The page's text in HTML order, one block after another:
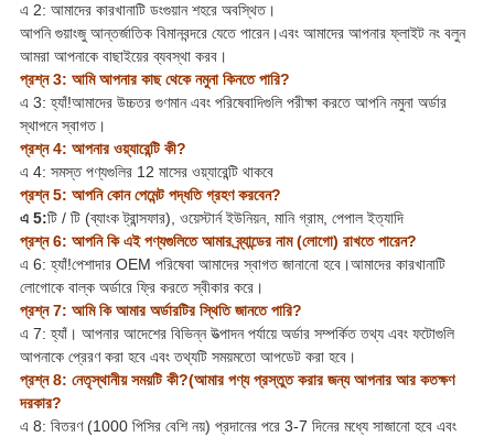
এ 2: আমাদের কারখানাটি ডংগুয়ান শহরে অবস্থিত।
আপনি গুয়াংজু আন্তর্জাতিক বিমানবন্দরে যেতে পারেন।এবং আমাদের আপনার ফ্লাইট নং বলুন
আমরা আপনাকে বাছাইয়ের ব্যবস্থা করব।
প্রশ্ন 3: আমি আপনার কাছ থেকে নমুনা কিনতে পারি?
এ 3: হ্যাঁ!আমাদের উচ্চতর গুণমান এবং পরিষেবাদিগুলি পরীক্ষা করতে আপনি নমুনা অর্ডার
স্থাপনে স্বাগত।
প্রশ্ন 4: আপনার ওয়্যারেন্টি কী?
এ 4: সমস্ত পণ্যগুলির 12 মাসের ওয়্যারেন্টি থাকবে
প্রশ্ন 5: আপনি কোন পেমেন্ট পদ্ধতি গ্রহণ করবেন?
এ 5:টি / টি (ব্যাংক ট্রান্সফার), ওয়েস্টার্ন ইউনিয়ন, মানি গ্রাম, পেপাল ইত্যাদি
প্রশ্ন 6: আপনি কি এই পণ্যগুলিতে আমার ব্র্যান্ডের নাম (লোগো) রাখতে পারেন?
এ 6: হ্যাঁ!পেশাদার OEM পরিষেবা আমাদের স্বাগত জানানো হবে।আমাদের কারখানাটি
লোগোকে বাল্ক অর্ডারে ফ্রি করতে স্বীকার করে।
প্রশ্ন 7: আমি কি আমার অর্ডারটির স্থিতি জানতে পারি?
এ 7: হ্যাঁ। আপনার আদেশের বিভিন্ন উত্পাদন পর্যায়ে অর্ডার সম্পর্কিত তথ্য এবং ফটোগুলি
আপনাকে প্রেরণ করা হবে এবং তথ্যটি সময়মতো আপডেট করা হবে।
প্রশ্ন 8: নেতৃস্থানীয় সময়টি কী?(আমার পণ্য প্রস্তুত করার জন্য আপনার আর কতক্ষণ
দরকার?
এ 8: বিতরণ (1000 পিসির বেশি নয়) প্রদানের পরে 3-7 দিনের মধ্যে সাজানো হবে এবং